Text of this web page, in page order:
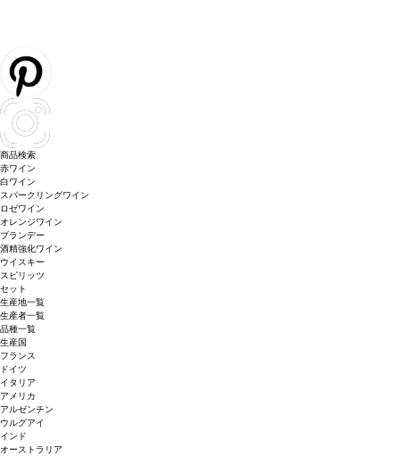
商品検索
赤ワイン
白ワイン
スパークリングワイン
ロゼワイン
オレンジワイン
ブランデー
酒精強化ワイン
ウイスキー
スピリッツ
セット
生産地一覧
生産者一覧
品種一覧
生産国
フランス
ドイツ
イタリア
アメリカ
アルゼンチン
ウルグアイ
インド
オーストラリア